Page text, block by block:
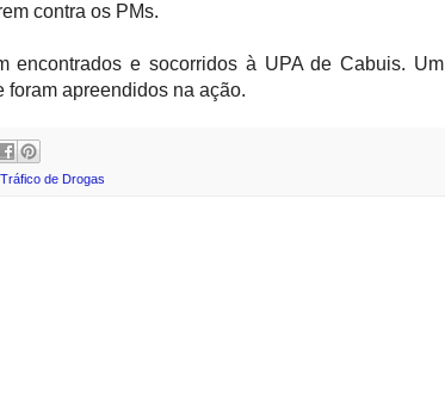
contra os PMs.
encontrados e socorridos à UPA de Cabuis. Um
foram apreendidos na ação.
Tráfico de Drogas